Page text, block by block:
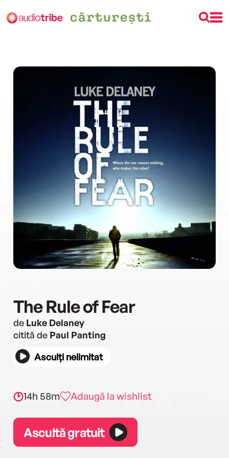
The Rule of Fear
de Luke Delaney
citită de Paul Panting
Asculți nelimitat
14h 58m Adaugă la wishlist
Ascultă gratuit